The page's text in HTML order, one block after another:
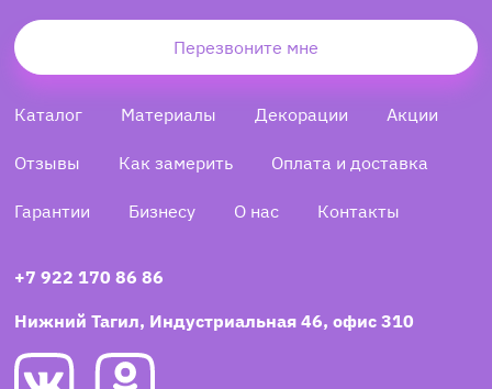
Перезвоните мне
Каталог Материалы Декорации Акции
Отзывы Как замерить Оплата и доставка
Гарантии Бизнесу О нас Контакты
+7 922 170 86 86
Нижний Тагил, Индустриальная 46, офис 310